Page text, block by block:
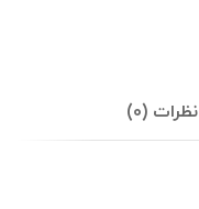
نظرات (0)